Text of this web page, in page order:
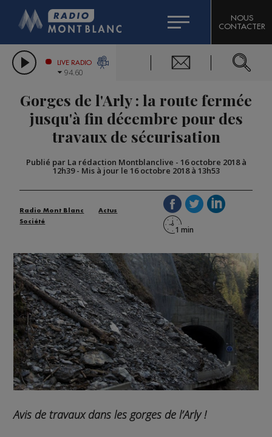
LES CHRONIQUES DE L'EXPERT
CITIZEN MACHINERY
GRAND MASSIF DOMAINES SKIABLES
BIGARD
COMPAGNIE DU MONT-BLANC
NOUS
CONTACTER
LIVE RADIO
94.60
Gorges de l'Arly : la route fermée
jusqu'à fin décembre pour des
travaux de sécurisation
Publié par La rédaction Montblanclive - 16 octobre 2018 à
12h39- Mis à jour le 16 octobre 2018 à 13h53
Radio Mont Blanc
Actus
Société
Avis de travaux dans les gorges de l’Arly !